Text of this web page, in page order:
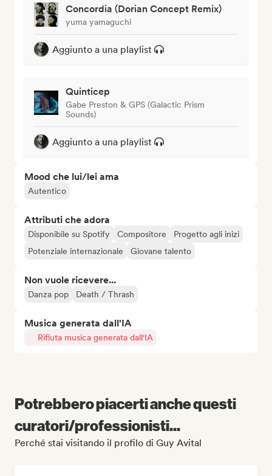
Concordia (Dorian Concept Remix)
yuma yamaguchi
Aggiunto a una playlist
Quinticep
Gabe Preston & GPS (Galactic Prism
Sounds)
Aggiunto a una playlist
Mood che lui/lei ama
Autentico
Attributi che adora
Disponibile su Spotify Compositore
Progetto agli inizi
Potenziale internazionale
Giovane talento
Non vuole ricevere...
Danza pop Death / Thrash
Musica generata dall'IA
Rifiuta musica generata dall'IA
Potrebbero piacerti anche questi
curatori/professionisti...
Perché stai visitando il profilo di Guy Avital